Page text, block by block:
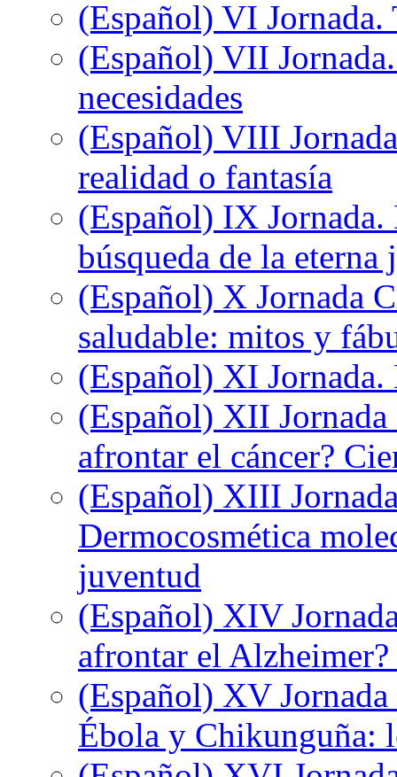
(Español) VI Jornada.
(Español) VII
necesidades
(Español) VIII
realidad o fantasía
(Español) IX
búsqueda de la eterna
(Español) X Jornada
saludable: mitos y
(Español) XI Jornada.
(Español) XII Jornada
afrontar el cáncer?
(Español) XIII
Dermocosmética
juventud
(Español) XIV
afrontar el
(Español) XV
Ébola y Chikunguña: